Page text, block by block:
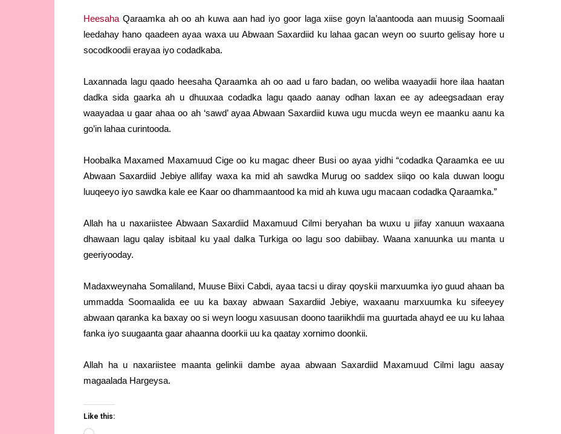
Heesaha Qaraamka ah oo ah kuwa aan had iyo goor laga xiise goyn la’aantooda aan muusig Soomaali
leedahay hano qaadeen ayaa waxa uu Abwaan Saxardiid ku lahaa gacan weyn oo suurto gelisay hore u
socodkoodii erayaa iyo codadkaba.
Laxannada lagu qaado heesaha Qaraamka ah oo aad u faro badan, oo weliba waayadii hore ilaa haatan
dadka sida gaarka ah u dhuuxaa codadka lagu qaado aanay odhan laxan ee ay adeegsadaan eray
waayadaa u gaar ahaa oo ah ‘sawd’ ayaa Abwaan Saxardiid kuwa ugu mucda weyn ee maanku aanu ka
go’in lahaa curintooda.
Hoobalka Maxamed Maxamuud Cige oo ku magac dheer Busi oo ayaa yidhi “codadka Qaraamka ee uu
Abwaan Saxardiid Jebiye allifay waxa ka mid ah sawdka Murug oo saddex siiqo oo kala duwan loogu
luuqeeyo iyo sawdka kale ee Kaar oo dhammaantood ka mid ah kuwa ugu macaan codadka Qaraamka.”
Allah ha u naxariistee Abwaan Saxardiid Maxamuud Cilmi beryahan ba wuxu u jiifay xanuun waxaana
dhawaan lagu qalay isbitaal ku yaal dalka Turkiga oo lagu soo dabiibay. Waana xanuunka uu manta u
geeriyooday.
Madaxweynaha Somaliland, Muuse Biixi Cabdi, ayaa tacsi u diray qoyskii marxuumka iyo guud ahaan ba
ummadda Soomaalida ee uu ka baxay abwaan Saxardiid Jebiye, waxaanu marxuumka ku sifeeyey
abwaan qaranka ka baxay oo si weyn loogu xasuusan doono taariikhdii ma guurtada ahayd ee uu ku lahaa
fanka iyo suugaanta gaar ahaanna doorkii uu ka qaatay xornimo doonkii.
Allah ha u naxariistee maanta gelinkii dambe ayaa abwaan Saxardiid Maxamuud Cilmi lagu aasay
magaalada Hargeysa.
Like this: